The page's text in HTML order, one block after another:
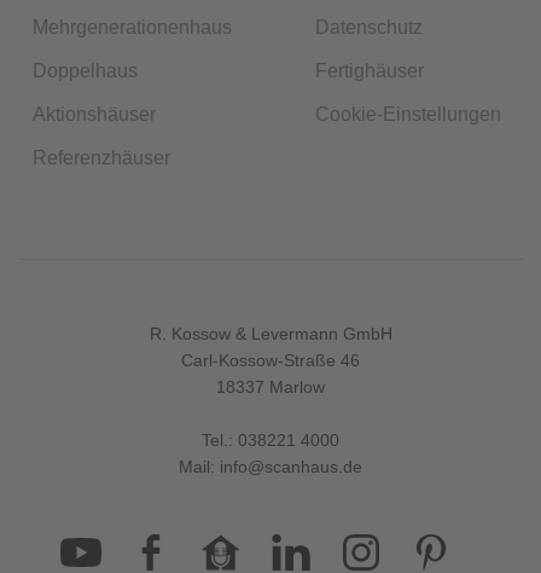
Mehrgenerationenhaus
Doppelhaus
Aktionshäuser
Referenzhäuser
Datenschutz
Fertighäuser
Cookie-Einstellungen
R. Kossow & Levermann GmbH
Carl-Kossow-Straße 46
18337 Marlow
Tel.: 038221 4000
Mail: info@scanhaus.de